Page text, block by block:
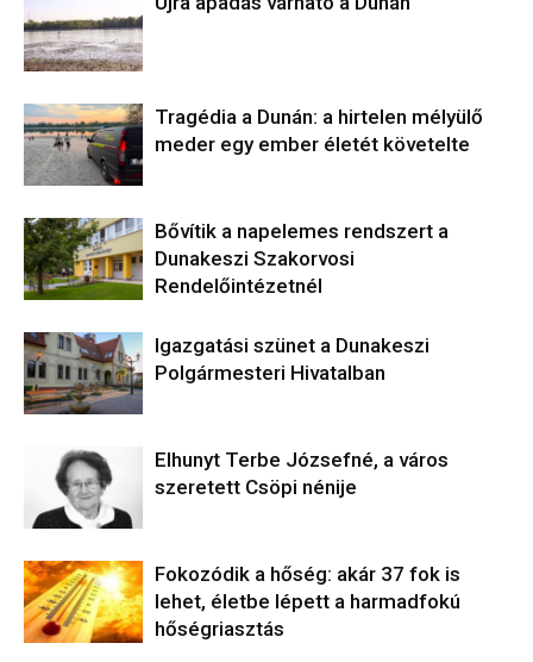
Tragédia a Dunán: a hirtelen mélyülő
meder egy ember életét követelte
Bővítik a napelemes rendszert a
Dunakeszi Szakorvosi
Rendelőintézetnél
Igazgatási szünet a Dunakeszi
Polgármesteri Hivatalban
Elhunyt Terbe Józsefné, a város
szeretett Csöpi nénije
Fokozódik a hőség: akár 37 fok is
lehet, életbe lépett a harmadfokú
hőségriasztás